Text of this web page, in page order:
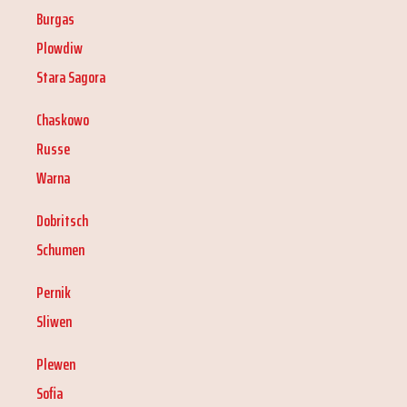
Burgas
Plowdiw
Stara Sagora
Chaskowo
Russe
Warna
Dobritsch
Schumen
Pernik
Sliwen
Plewen
Sofia